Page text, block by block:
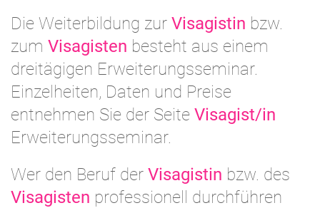
Die Weiterbildung zur Visagistin bzw.
zum Visagisten besteht aus einem
dreitägigen Erweiterungsseminar.
Einzelheiten, Daten und Preise
entnehmen Sie der Seite Visagist/in
Erweiterungsseminar.
Wer den Beruf der Visagistin bzw. des
Visagisten professionell durchführen